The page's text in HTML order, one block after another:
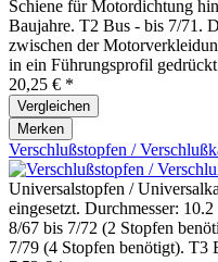
Schiene für Motordichtung
Baujahre. T2 Bus - bis 7/71.
zwischen der
in ein Führungsprofil
20,25 € *
Vergleichen
Merken
Verschlußstopfen /
Universalstopfen /
eingesetzt. Durchmesser:
8/67 bis 7/72 (2 Stopfen
7/79 (4 Stopfen benötigt). T3